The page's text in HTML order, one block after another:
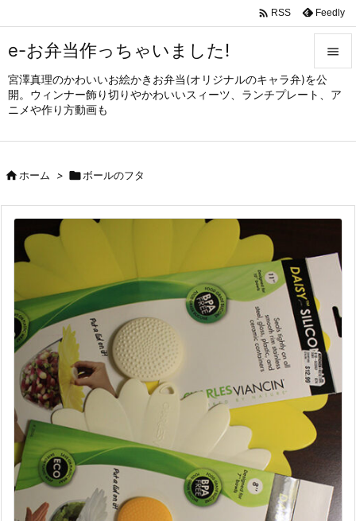
e-お弁当作っちゃいました!
宮澤真理のかわいいお絵かきお弁当(オリジナルのキャラ弁)を公
開。ウィンナー飾り切りやかわいいスィーツ、ランチプレート、ア
ニメや作り方動画も


メニュ
サイド

次へ

検索
 RSS Feedly
ホーム > ボールのフタ